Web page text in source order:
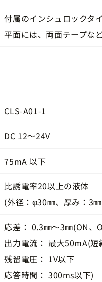
付属のインシュロックタ
平面には、両面テープな
CLS-A01-1
DC 12～24V
75mA 以下
比誘電率20以上の液体
(外径：φ30㎜、厚み：3
応差： 0.3㎜～3㎜(ON、
出力電流： 最大50mA(短
残留電圧： 1V以下
応答時間： 300ms以下)